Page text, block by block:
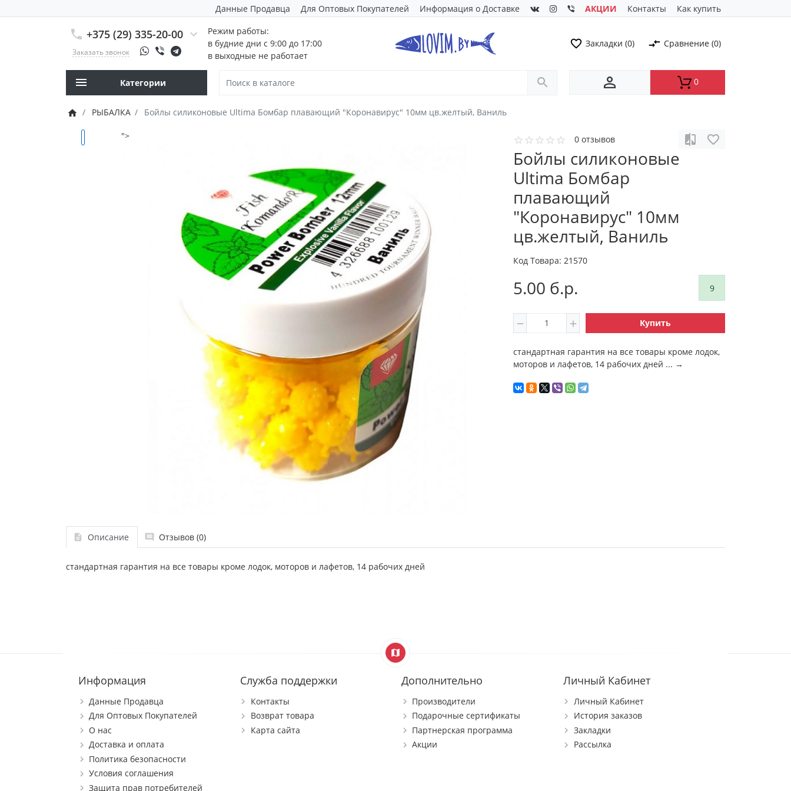
Данные Продавца Для Оптовых Покупателей Информация о Доставке АКЦИИ Контакты Как купить
+375 (29) 335-20-00
Заказать звонок
Режим работы:
в будние дни с 9:00 до 17:00
в выходные не работает
Закладки (0) Сравнение (0)
Категории 0
РЫБАЛКА Бойлы силиконовые Ultima Бомбар плавающий "Коронавирус" 10мм цв.желтый, Ваниль
"> 0 отзывов
Бойлы силиконовые
Ultima Бомбар
плавающий
"Коронавирус" 10мм
цв.желтый, Ваниль
Код Товара: 21570
5.00 б.р. 9
Купить
стандартная гарантия на все товары кроме лодок,
моторов и лафетов, 14 рабочих дней ... →
Описание Отзывов (0)
стандартная гарантия на все товары кроме лодок, моторов и лафетов, 14 рабочих дней
Информация
Данные Продавца
Для Оптовых Покупателей
О нас
Доставка и оплата
Политика безопасности
Условия соглашения
Защита прав потребителей
Служба поддержки
Контакты
Возврат товара
Карта сайта
Дополнительно
Производители
Подарочные сертификаты
Партнерская программа
Акции
Личный Кабинет
Личный Кабинет
История заказов
Закладки
Рассылка